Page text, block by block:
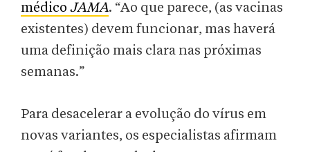
médico JAMA. “Ao que parece, (as vacinas
existentes) devem funcionar, mas haverá
uma definição mais clara nas próximas
semanas.”
Para desacelerar a evolução do vírus em
novas variantes, os especialistas afirmam